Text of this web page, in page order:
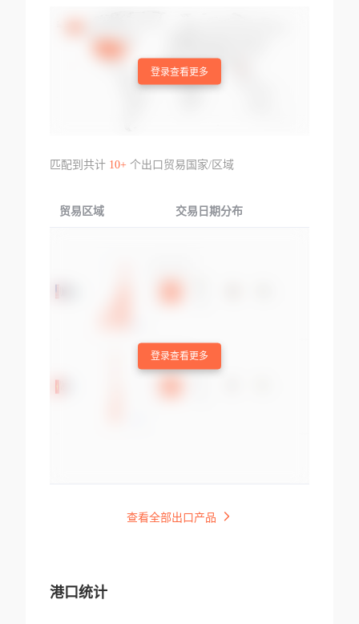
登录查看更多
匹配到共计 10+个出口贸易国家/区域
贸易区域 交易日期分布
登录查看更多
查看全部出口产品
港口统计